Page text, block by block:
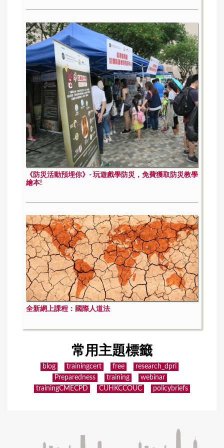
《防災活動預埋你》- 玩遊戲學防災，免費獲取防災教學
繪本!
全新網上課程：國際人道法
常用主題標籤
blog trainingcert free
research_dpri
Preparedness
training
webinar
trainingCMECPD
CUHKCCOUC policybriefs